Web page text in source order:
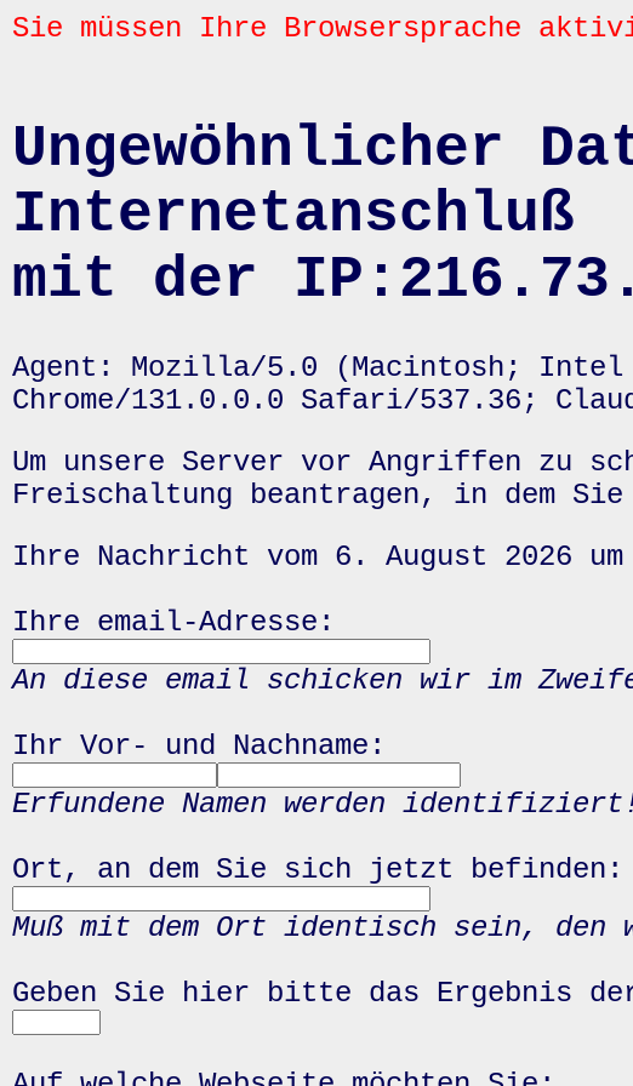
Sie müssen Ihre Browsersprache
Ungewöhnlicher
Internetanschluß
mit der
Agent: Mozilla/5.0 (Macintosh; Intel
Chrome/131.0.0.0 Safari/537.36;
Um unsere Server vor Angriffen zu
Freischaltung beantragen, in dem
Ihre Nachricht vom 6. August 2026
Ihre email-Adresse:
An diese email schicken wir im
Ihr Vor- und Nachname:
Erfundene Namen werden
Ort, an dem Sie sich jetzt befinden:
Muß mit dem Ort identisch sein, den
Geben Sie hier bitte das Ergebnis der